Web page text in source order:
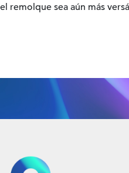
remolque sea aún más